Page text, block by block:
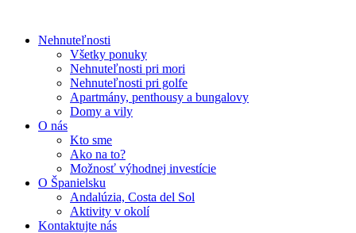
Nehnuteľnosti
Všetky ponuky
Nehnuteľnosti pri mori
Nehnuteľnosti pri golfe
Apartmány, penthousy a bungalovy
Domy a vily
O nás
Kto sme
Ako na to?
Možnosť výhodnej investície
O Španielsku
Andalúzia, Costa del Sol
Aktivity v okolí
Kontaktujte nás